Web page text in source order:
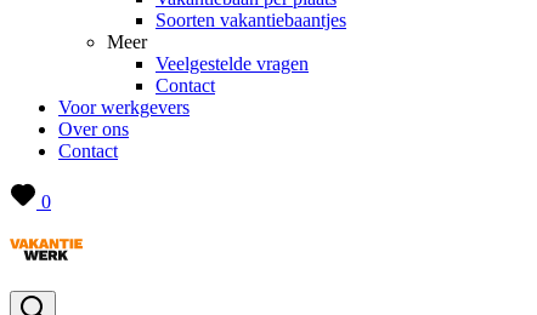
Soorten vakantiebaantjes
Meer
Veelgestelde vragen
Contact
Voor werkgevers
Over ons
Contact
0